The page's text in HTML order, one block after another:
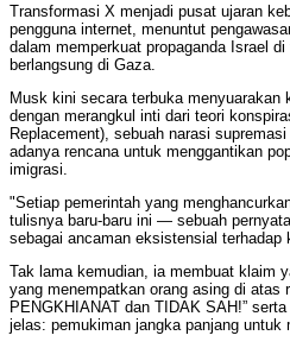
Transformasi X menjadi pusat ujaran
pengguna internet, menuntut
dalam memperkuat propaganda Israel
berlangsung di Gaza.
Musk kini secara terbuka menyuarakan
dengan merangkul inti dari teori
Replacement), sebuah narasi
adanya rencana untuk menggantikan
imigrasi.
"Setiap pemerintah yang
tulisnya baru-baru ini — sebuah
sebagai ancaman eksistensial terhadap
Tak lama kemudian, ia membuat klaim
yang menempatkan orang asing di atas
PENGKHIANAT dan TIDAK SAH!”
jelas: pemukiman jangka panjang untuk